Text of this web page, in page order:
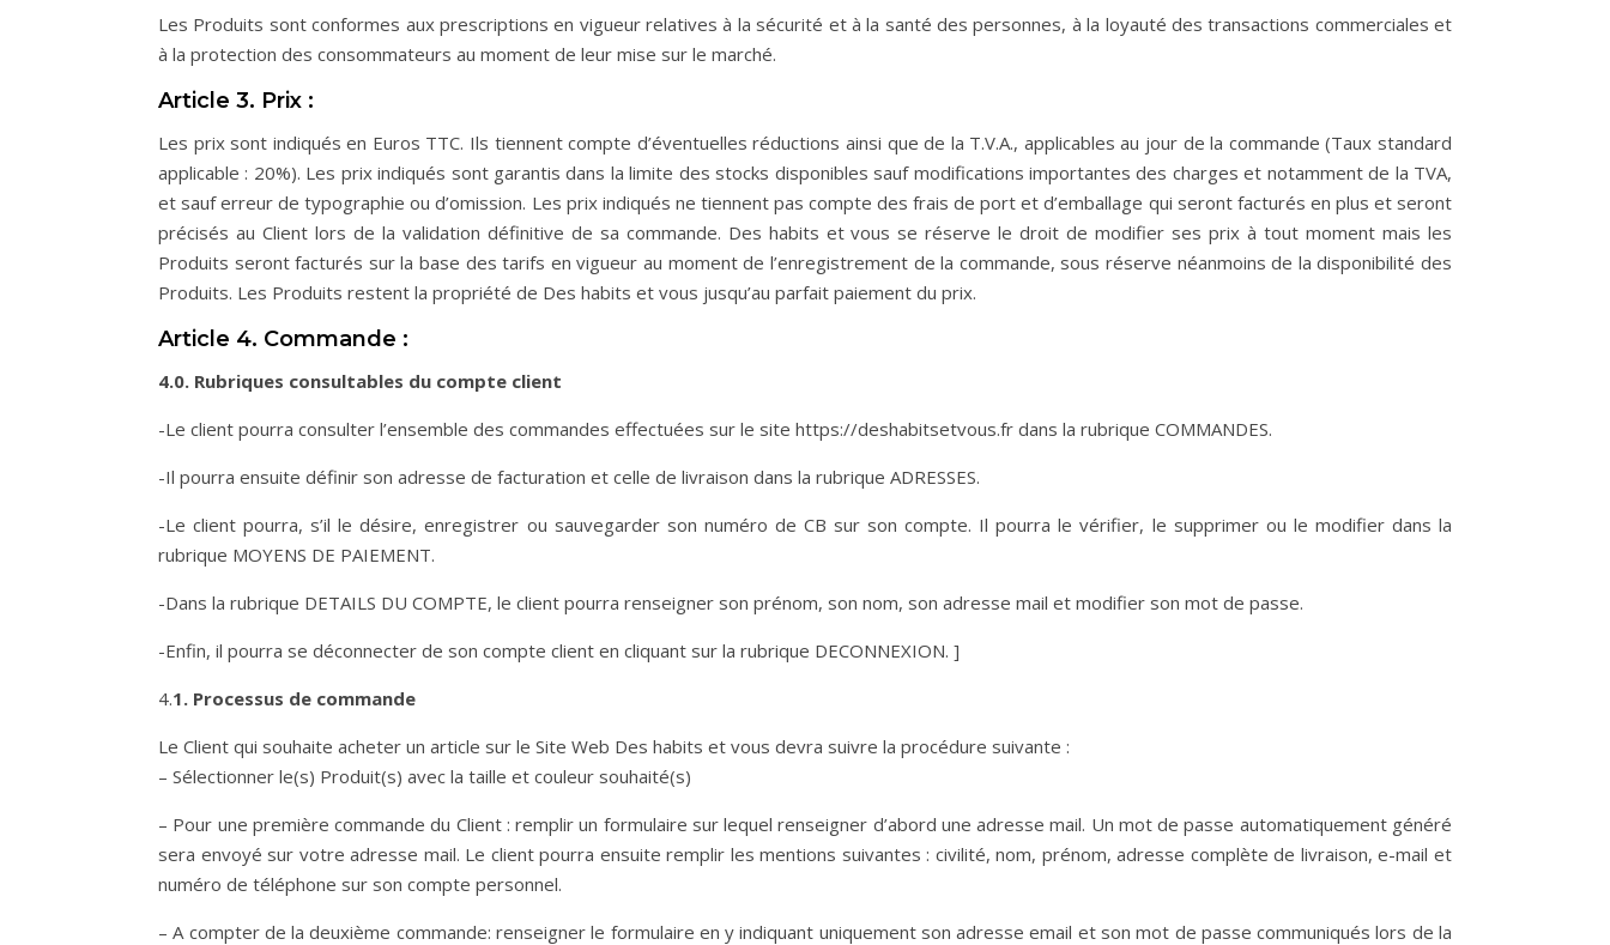
Les Produits sont conformes aux prescriptions en vigueur relatives à la sécurité et à la santé des personnes, à la loyauté des transactions commerciales et
à la protection des consommateurs au moment de leur mise sur le marché.
Article 3. Prix :
Les prix sont indiqués en Euros TTC. Ils tiennent compte d’éventuelles réductions ainsi que de la T.V.A., applicables au jour de la commande (Taux standard
applicable : 20%). Les prix indiqués sont garantis dans la limite des stocks disponibles sauf modifications importantes des charges et notamment de la TVA,
et sauf erreur de typographie ou d’omission. Les prix indiqués ne tiennent pas compte des frais de port et d’emballage qui seront facturés en plus et seront
précisés au Client lors de la validation définitive de sa commande. Des habits et vous se réserve le droit de modifier ses prix à tout moment mais les
Produits seront facturés sur la base des tarifs en vigueur au moment de l’enregistrement de la commande, sous réserve néanmoins de la disponibilité des
Produits. Les Produits restent la propriété de Des habits et vous jusqu’au parfait paiement du prix.
Article 4. Commande :
4.0. Rubriques consultables du compte client
-Le client pourra consulter l’ensemble des commandes effectuées sur le site https://deshabitsetvous.fr dans la rubrique COMMANDES.
-Il pourra ensuite définir son adresse de facturation et celle de livraison dans la rubrique ADRESSES.
-Le client pourra, s’il le désire, enregistrer ou sauvegarder son numéro de CB sur son compte. Il pourra le vérifier, le supprimer ou le modifier dans la
rubrique MOYENS DE PAIEMENT.
-Dans la rubrique DETAILS DU COMPTE, le client pourra renseigner son prénom, son nom, son adresse mail et modifier son mot de passe.
-Enfin, il pourra se déconnecter de son compte client en cliquant sur la rubrique DECONNEXION. ]
4.1. Processus de commande
Le Client qui souhaite acheter un article sur le Site Web Des habits et vous devra suivre la procédure suivante :
– Sélectionner le(s) Produit(s) avec la taille et couleur souhaité(s)
– Pour une première commande du Client : remplir un formulaire sur lequel renseigner d’abord une adresse mail. Un mot de passe automatiquement généré
sera envoyé sur votre adresse mail. Le client pourra ensuite remplir les mentions suivantes : civilité, nom, prénom, adresse complète de livraison, e-mail et
numéro de téléphone sur son compte personnel.
– A compter de la deuxième commande: renseigner le formulaire en y indiquant uniquement son adresse email et son mot de passe communiqués lors de la